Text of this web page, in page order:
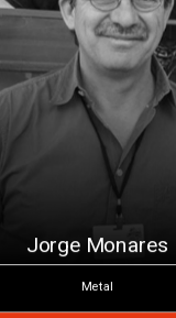
Jorge Monares
Metal